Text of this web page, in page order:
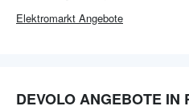
Elektromarkt Angebote
DEVOLO ANGEBOTE IN